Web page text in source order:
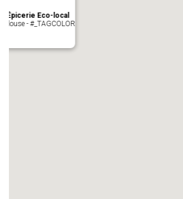
Épicerie Eco-local
- #_TAGCOLOR